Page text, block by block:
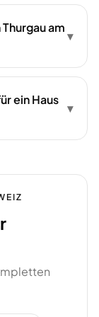
am
▾
ein Haus
▾